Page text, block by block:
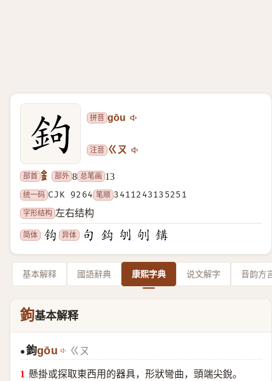
拼音 gōu
注音 ㄍㄡ
部首 釒 部外 8 总笔画 13
统一码 CJK 9264 笔顺 3411243135251
字形结构 左右结构
简体 异体
基本解释 國語辭典 康熙字典 说文解字 音韵方
鉤基本解释
●鉤gōu ㄍㄡ
懸掛或探取東西用的器具，形狀彎曲，頭端尖銳。